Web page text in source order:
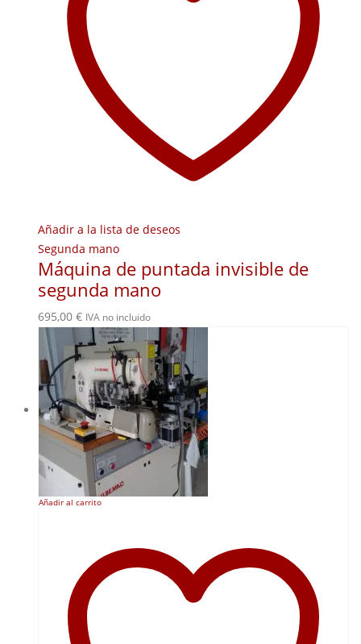
Añadir a la lista de deseos
Segunda mano
Máquina de puntada invisible de
segunda mano
695,00 € IVA no incluido
Añadir al carrito